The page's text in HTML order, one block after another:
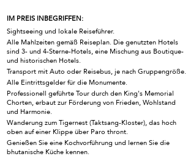
IM PREIS INBEGRIFFEN:
Sightseeing und lokale Reiseführer.
Alle Mahlzeiten gemäß Reiseplan. Die genutzten Hotels
sind 3- und 4-Sterne-Hotels, eine Mischung aus Boutique-
und historischen Hotels.
Transport mit Auto oder Reisebus, je nach Gruppengröße.
Alle Eintrittsgelder für die Monumente.
Professionell geführte Tour durch den King's Memorial
Chorten, erbaut zur Förderung von Frieden, Wohlstand
und Harmonie.
Wanderung zum Tigernest (Taktsang-Kloster), das hoch
oben auf einer Klippe über Paro thront.
Genießen Sie eine Kochvorführung und lernen Sie die
bhutanische Küche kennen.